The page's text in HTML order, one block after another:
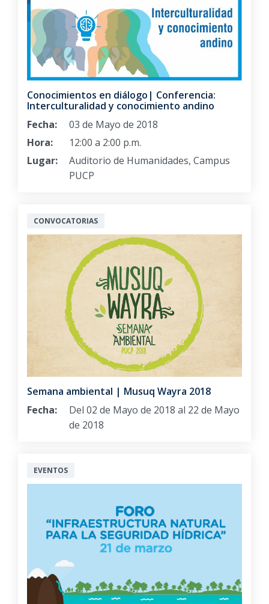
Conocimientos en diálogo| Conferencia:
Interculturalidad y conocimiento andino
Fecha:
03 de Mayo de 2018
Hora:
12:00 a 2:00 p.m.
Lugar:
Auditorio de Humanidades, Campus
PUCP
CONVOCATORIAS
Semana ambiental | Musuq Wayra 2018
Fecha:
Del 02 de Mayo de 2018 al 22 de Mayo
de 2018
EVENTOS